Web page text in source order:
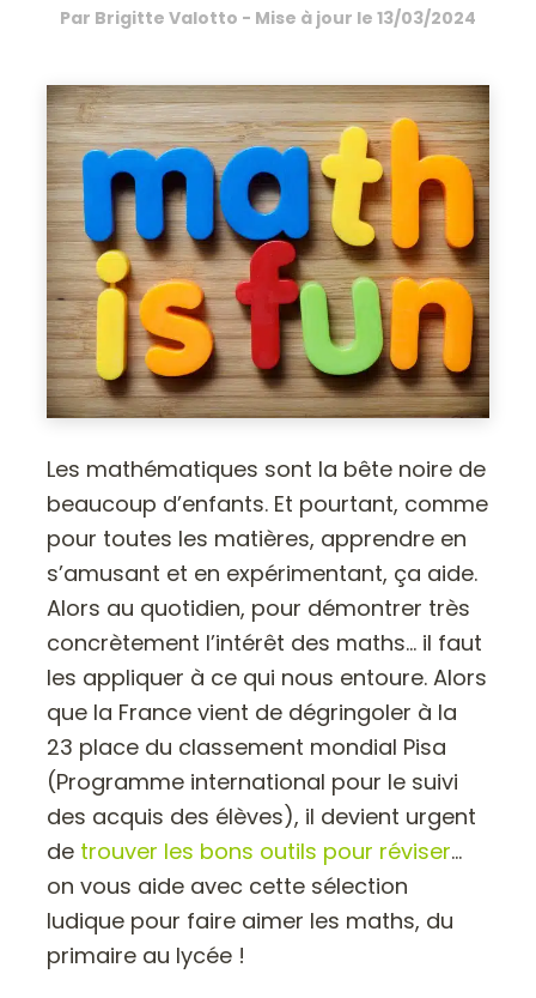
Par Brigitte Valotto - Mise à jour le 13/03/2024
Les mathématiques sont la bête noire de
beaucoup d’enfants. Et pourtant, comme
pour toutes les matières, apprendre en
s’amusant et en expérimentant, ça aide.
Alors au quotidien, pour démontrer très
concrètement l’intérêt des maths… il faut
les appliquer à ce qui nous entoure. Alors
que la France vient de dégringoler à la
23 place du classement mondial Pisa
(Programme international pour le suivi
des acquis des élèves), il devient urgent
de trouver les bons outils pour réviser…
on vous aide avec cette sélection
ludique pour faire aimer les maths, du
primaire au lycée !